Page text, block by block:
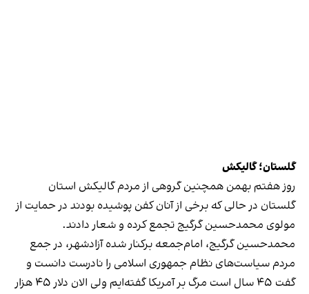
گلستان؛ گالیکش
روز هفتم بهمن همچنین گروهی از مردم گالیکش استان
گلستان در حالی که برخی از آنان کفن پوشیده بودند در حمایت از
مولوی محمدحسین گرگیج تجمع کرده و شعار دادند.
محمدحسین گرگیج، امام‌جمعه برکنار شده آزادشهر، در جمع
مردم سیاست‌های نظام جمهوری اسلامی را نادرست دانست و
گفت ۴۵ سال است مرگ بر آمریکا گفته‌ایم ولی الان دلار ۴۵ هزار